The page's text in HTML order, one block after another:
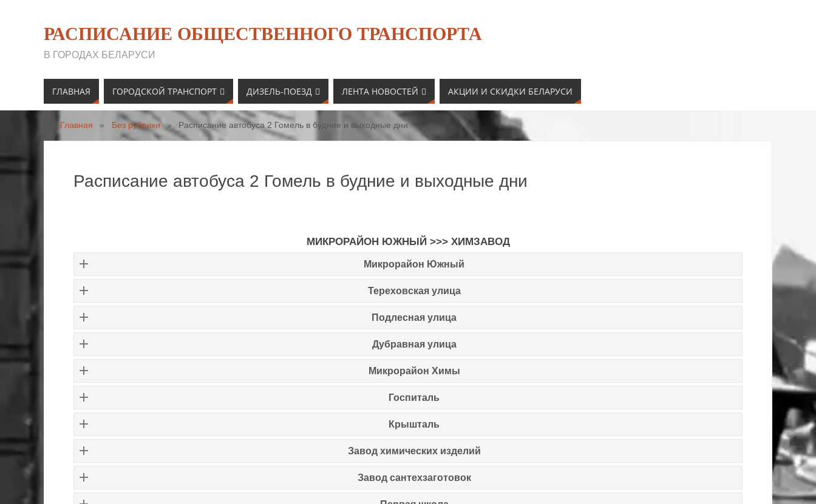
РАСПИСАНИЕ ОБЩЕСТВЕННОГО ТРАНСПОРТА
В ГОРОДАХ БЕЛАРУСИ
ГЛАВНАЯ ГОРОДСКОЙ ТРАНСПОРТ ДИЗЕЛЬ-ПОЕЗД ЛЕНТА НОВОСТЕЙ АКЦИИ И СКИДКИ БЕЛАРУСИ
Главная » Без рубрики » Расписание автобуса 2 Гомель в будние и выходные дни
Расписание автобуса 2 Гомель в будние и выходные дни
МИКРОРАЙОН ЮЖНЫЙ >>>ХИМЗАВОД
Микрорайон Южный
Тереховская улица
Подлесная улица
Дубравная улица
Микрорайон Химы
Госпиталь
Крышталь
Завод химических изделий
Завод сантехзаготовок